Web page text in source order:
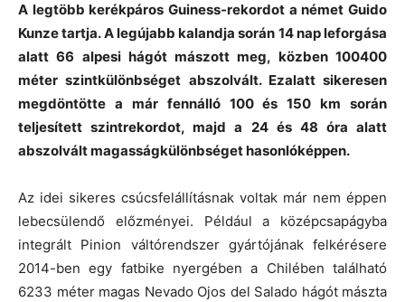
A legtöbb kerékpáros Guiness-rekordot a német Guido
Kunze tartja. A legújabb kalandja során 14 nap leforgása
alatt 66 alpesi hágót mászott meg, közben 100400
méter szintkülönbséget abszolvált. Ezalatt sikeresen
megdöntötte a már fennálló 100 és 150 km során
teljesített szintrekordot, majd a 24 és 48 óra alatt
abszolvált magasságkülönbséget hasonlóképpen.
Az idei sikeres csúcsfelállításnak voltak már nem éppen
lebecsülendő előzményei. Például a középcsapágyba
integrált Pinion váltórendszer gyártójának felkérésere
2014-ben egy fatbike nyergében a Chilében található
6233 méter magas Nevado Ojos del Salado hágót mászta